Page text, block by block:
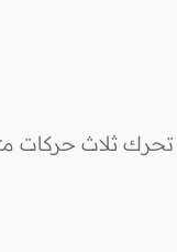
ثلاث حركات